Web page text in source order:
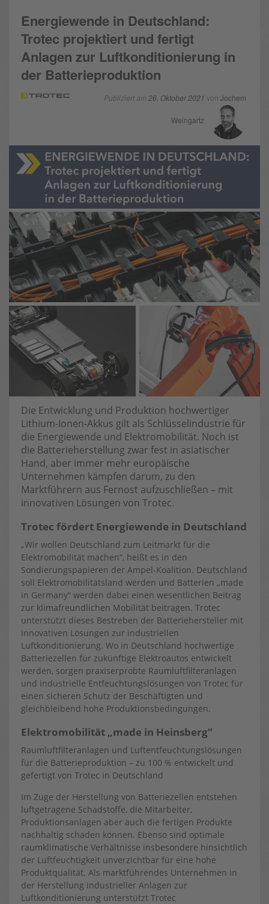
Energiewende in Deutschland:
Trotec projektiert und fertigt
Anlagen zur Luftkonditionierung in
der Batterieproduktion
Publiziert am 26. Oktober 2021 von Jochem
Weingartz
Die Entwicklung und Produktion hochwertiger
Lithium-Ionen-Akkus gilt als Schlüsselindustrie für
die Energiewende und Elektromobilität. Noch ist
die Batterieherstellung zwar fest in asiatischer
Hand, aber immer mehr europäische
Unternehmen kämpfen darum, zu den
Marktführern aus Fernost aufzuschließen – mit
innovativen Lösungen von Trotec.
Trotec fördert Energiewende in Deutschland
„Wir wollen Deutschland zum Leitmarkt für die
Elektromobilität machen“, heißt es in den
Sondierungspapieren der Ampel-Koalition. Deutschland
soll Elektromobilitätsland werden und Batterien „made
in Germany“ werden dabei einen wesentlichen Beitrag
zur klimafreundlichen Mobilität beitragen. Trotec
unterstützt dieses Bestreben der Batteriehersteller mit
innovativen Lösungen zur industriellen
Luftkonditionierung. Wo in Deutschland hochwertige
Batteriezellen für zukünftige Elektroautos entwickelt
werden, sorgen praxiserprobte Raumluftfilteranlagen
und industrielle Entfeuchtungslösungen von Trotec für
einen sicheren Schutz der Beschäftigten und
gleichbleibend hohe Produktionsbedingungen.
Elektromobilität „made in Heinsberg“
Raumluftfilteranlagen und Luftentfeuchtungslösungen
für die Batterieproduktion – zu 100 % entwickelt und
gefertigt von Trotec in Deutschland
Im Zuge der Herstellung von Batteriezellen entstehen
luftgetragene Schadstoffe, die Mitarbeiter,
Produktionsanlagen aber auch die fertigen Produkte
nachhaltig schaden können. Ebenso sind optimale
raumklimatische Verhältnisse insbesondere hinsichtlich
der Luftfeuchtigkeit unverzichtbar für eine hohe
Produktqualität. Als marktführendes Unternehmen in
der Herstellung industrieller Anlagen zur
Luftkonditionierung unterstützt Trotec